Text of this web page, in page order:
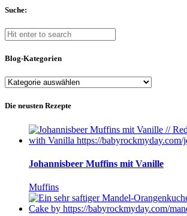
Suche:
Blog-Kategorien
Blog-
Die neusten Rezepte
Johannisbeer Muffins mit Vanille
Muffins